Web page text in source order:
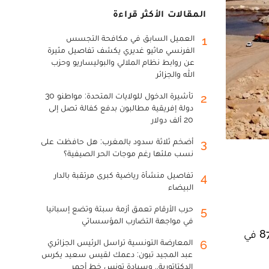
تشارف أشغال إعادة بناء سد الساقية الحمراء، بإقليم العيون، على نهايتها، بعد أن بلغت نسبة إنجاز المشروع حوالي 87 في
المقالات الأكثر قراءة
1
العميل السابق في مكافحة التجسس
الفرنسي ماثيو غديري يكشف تفاصيل مثيرة
عن روابط نظام الملالي والبوليساريو وحزب
الله والجزائر
2
تأشيرة الدخول للولايات المتحدة: مواطنو 30
دولة إفريقية مطالبون بدفع كفالة تصل إلى
20 ألف دولار
3
أضخم ثلاثة سدود بالمغرب: هل حافظت على
نسب ملئها رغم موجات الحر الصيفية؟
4
تفاصيل منشأة رياضية كبرى مرتقبة بالدار
البيضاء
5
حرب الأرقام تعمق أزمة سبتة وتضع إسبانيا
في مواجهة التضارب المؤسساتي
6
المعارضة التونسية تراسل الرئيس الجزائري
عبد المجيد تبون: دعمك لقيس سعيد يكرس
الدكتاتورية.. وسيادة تونس خط أحمر